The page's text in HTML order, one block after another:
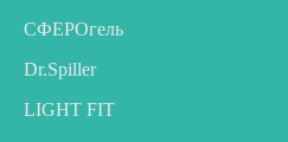
CФЕРОгель
Dr.Spiller
LIGHT FIT